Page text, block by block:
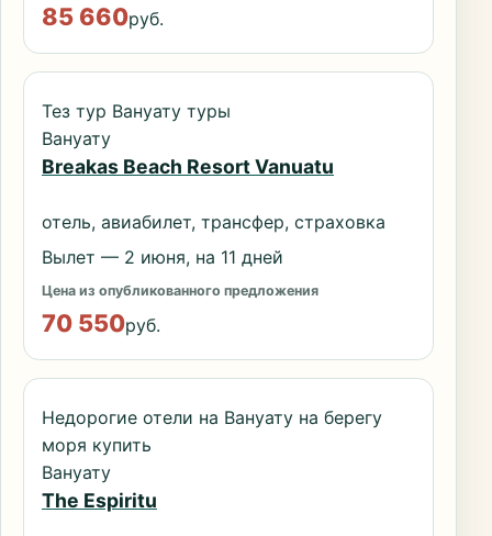
85 660руб.
Тез тур Вануату туры
Вануату
Breakas Beach Resort Vanuatu
отель, авиабилет, трансфер, страховка
Вылет — 2 июня, на 11 дней
Цена из опубликованного предложения
70 550руб.
Недорогие отели на Вануату на берегу
моря купить
Вануату
The Espiritu